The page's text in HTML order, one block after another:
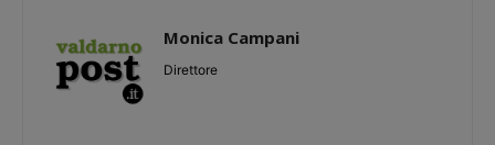
Monica Campani
Direttore